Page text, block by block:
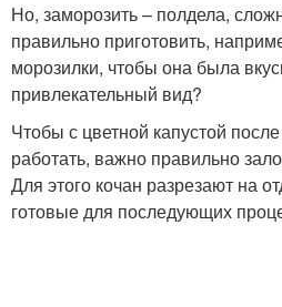
Но, заморозить – полдела,
правильно приготовить,
морозилки, чтобы она была
привлекательный вид?
Чтобы с цветной капустой
работать, важно правильно
Для этого кочан разрезают на
готовые для последующих